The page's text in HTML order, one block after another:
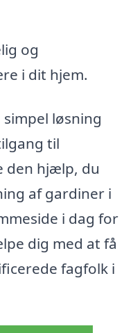
og
i dit hjem.
løsning
til
den hjælp, du
af gardiner i
i dag for
dig med at få
fagfolk i